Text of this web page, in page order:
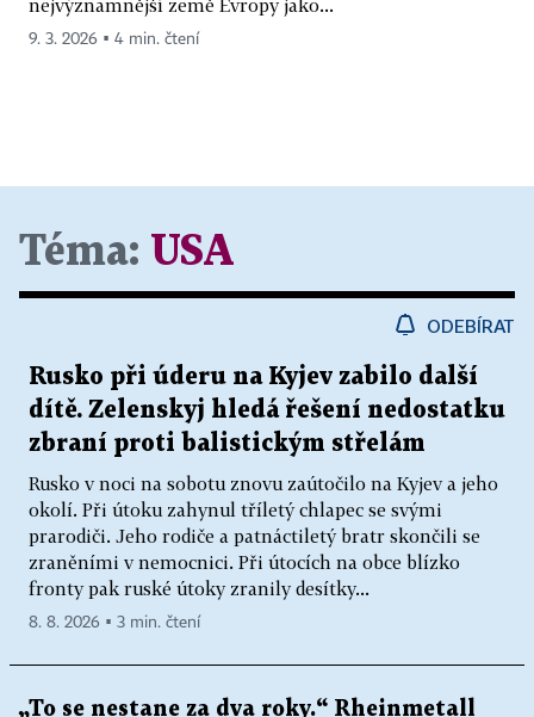
nejvýznamnější země Evropy jako...
9. 3. 2026 ▪ 4 min. čtení
Téma: USA
ODEBÍRAT
Rusko při úderu na Kyjev zabilo další
dítě. Zelenskyj hledá řešení nedostatku
zbraní proti balistickým střelám
Rusko v noci na sobotu znovu zaútočilo na Kyjev a jeho
okolí. Při útoku zahynul tříletý chlapec se svými
prarodiči. Jeho rodiče a patnáctiletý bratr skončili se
zraněními v nemocnici. Při útocích na obce blízko
fronty pak ruské útoky zranily desítky...
8. 8. 2026 ▪ 3 min. čtení
„To se nestane za dva roky.“ Rheinmetall